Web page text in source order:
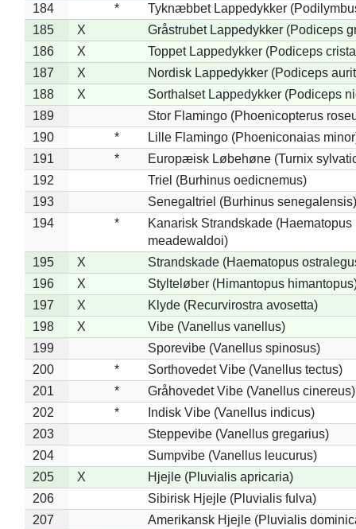
184
*
Tyknæbbet Lappedykker
185
X
Gråstrubet Lappedykker (Podiceps
186
X
Toppet Lappedykker (Podiceps
187
X
Nordisk Lappedykker (Podiceps
188
X
Sorthalset Lappedykker (Podiceps
189
Stor Flamingo (Phoenicopterus
190
*
Lille Flamingo (Phoeniconaias
191
*
Europæisk Løbehøne (Turnix
192
Triel (Burhinus oedicnemus)
193
Senegaltriel (Burhinus senegalensis)
194
*
Kanarisk Strandskade (Haematopus
meadewaldoi)
195
X
Strandskade (Haematopus
196
X
Stylteløber (Himantopus
197
X
Klyde (Recurvirostra avosetta)
198
X
Vibe (Vanellus vanellus)
199
Sporevibe (Vanellus spinosus)
200
*
Sorthovedet Vibe (Vanellus tectus)
201
*
Gråhovedet Vibe (Vanellus cinereus)
202
*
Indisk Vibe (Vanellus indicus)
203
Steppevibe (Vanellus gregarius)
204
Sumpvibe (Vanellus leucurus)
205
X
Hjejle (Pluvialis apricaria)
206
Sibirisk Hjejle (Pluvialis fulva)
207
Amerikansk Hjejle (Pluvialis